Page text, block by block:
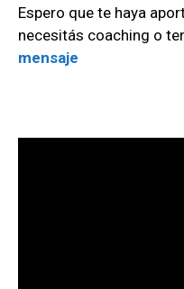
Espero que te haya
necesitás coaching o
mensaje